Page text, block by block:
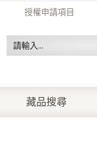
授權申請項目
藏品搜尋